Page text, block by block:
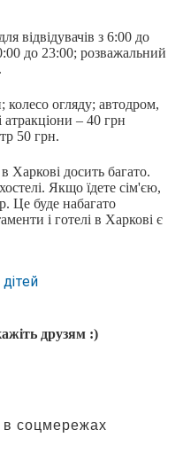
відвідувачів з 6:00 до
до 23:00; розважальний
колесо огляду; автодром,
атракціони – 40 грн
50 грн.
Харкові досить багато.
Якщо їдете сім'єю,
Це буде набагато
і готелі в Харкові є
друзям :)
в соцмережах